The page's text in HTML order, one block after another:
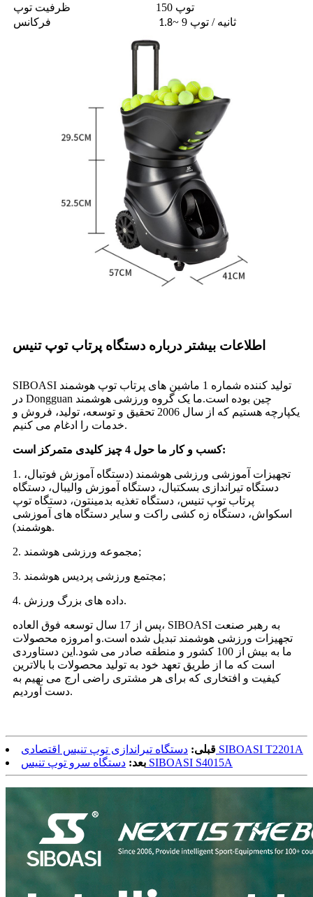
ظرفیت توپ
150 توپ
فرکانس
1.8 ~ 9 ثانیه / توپ
اطلاعات بیشتر درباره دستگاه پرتاب توپ تنیس
SIBOASI تولید کننده شماره 1 ماشین های پرتاب توپ هوشمند
در Dongguan چین بوده است.ما یک گروه ورزشی هوشمند
یکپارچه هستیم که از سال 2006 تحقیق و توسعه، تولید، فروش و
خدمات را ادغام می کنیم.
کسب و کار ما حول 4 چیز کلیدی متمرکز است:
1. تجهیزات آموزشی ورزشی هوشمند (دستگاه آموزش فوتبال،
دستگاه تیراندازی بسکتبال، دستگاه آموزش والیبال، دستگاه
پرتاب توپ تنیس، دستگاه تغذیه بدمینتون، دستگاه توپ
اسکواش، دستگاه زه کشی راکت و سایر دستگاه های آموزشی
هوشمند).
2. مجموعه ورزشی هوشمند;
3. مجتمع ورزشی پردیس هوشمند;
4. داده های بزرگ ورزش.
پس از 17 سال توسعه فوق العاده، SIBOASI به رهبر صنعت
تجهیزات ورزشی هوشمند تبدیل شده است.و امروزه محصولات
ما به بیش از 100 کشور و منطقه صادر می شود.این دستاوردی
است که ما از طریق تعهد خود به تولید محصولات با بالاترین
کیفیت و افتخاری که برای هر مشتری راضی ارج می نهیم به
دست آوردیم.
قبلی: دستگاه تیراندازی توپ تنیس اقتصادی SIBOASI T2201A
بعد: دستگاه سرو توپ تنیس SIBOASI S4015A